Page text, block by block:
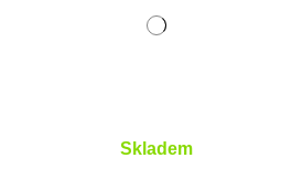
Skladem